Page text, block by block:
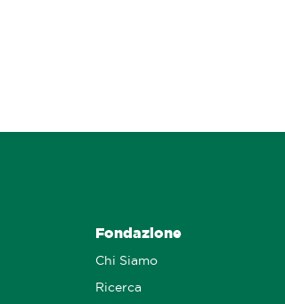
Fondazione
Chi Siamo
Ricerca